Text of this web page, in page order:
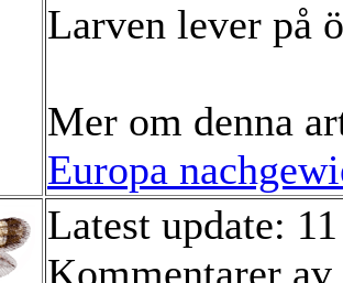
Larven lever på
Mer om denna
Europa
Latest update:
Kommentarer